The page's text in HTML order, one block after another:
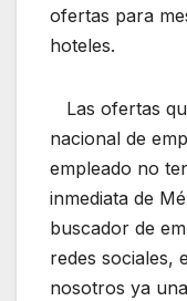
ofertas para
hoteles.
Las ofertas
nacional de
empleado no
inmediata de
buscador de
redes sociales,
nosotros ya